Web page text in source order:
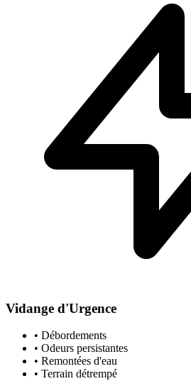
Vidange d'Urgence
• Débordements
• Odeurs persistantes
• Remontées d'eau
• Terrain détrempé